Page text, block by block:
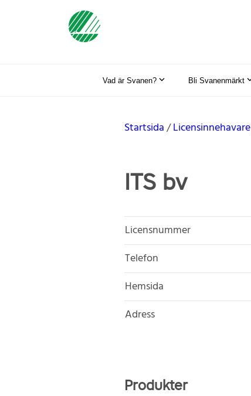
Vad är Svanen? Bli Svanenmärkt
Startsida Licensinnehavare
ITS bv
Licensnummer
Telefon
Hemsida
Adress
Produkter